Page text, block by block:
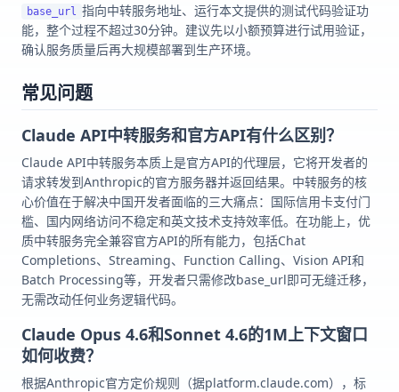
base_url 指向中转服务地址、运行本文提供的测试代码验证功
能，整个过程不超过30分钟。建议先以小额预算进行试用验证，
确认服务质量后再大规模部署到生产环境。
常见问题
Claude API中转服务和官方API有什么区别？
Claude API中转服务本质上是官方API的代理层，它将开发者的
请求转发到Anthropic的官方服务器并返回结果。中转服务的核
心价值在于解决中国开发者面临的三大痛点：国际信用卡支付门
槛、国内网络访问不稳定和英文技术支持效率低。在功能上，优
质中转服务完全兼容官方API的所有能力，包括Chat
Completions、Streaming、Function Calling、Vision API和
Batch Processing等，开发者只需修改base_url即可无缝迁移，
无需改动任何业务逻辑代码。
Claude Opus 4.6和Sonnet 4.6的1M上下文窗口
如何收费？
根据Anthropic官方定价规则（据platform.claude.com），标